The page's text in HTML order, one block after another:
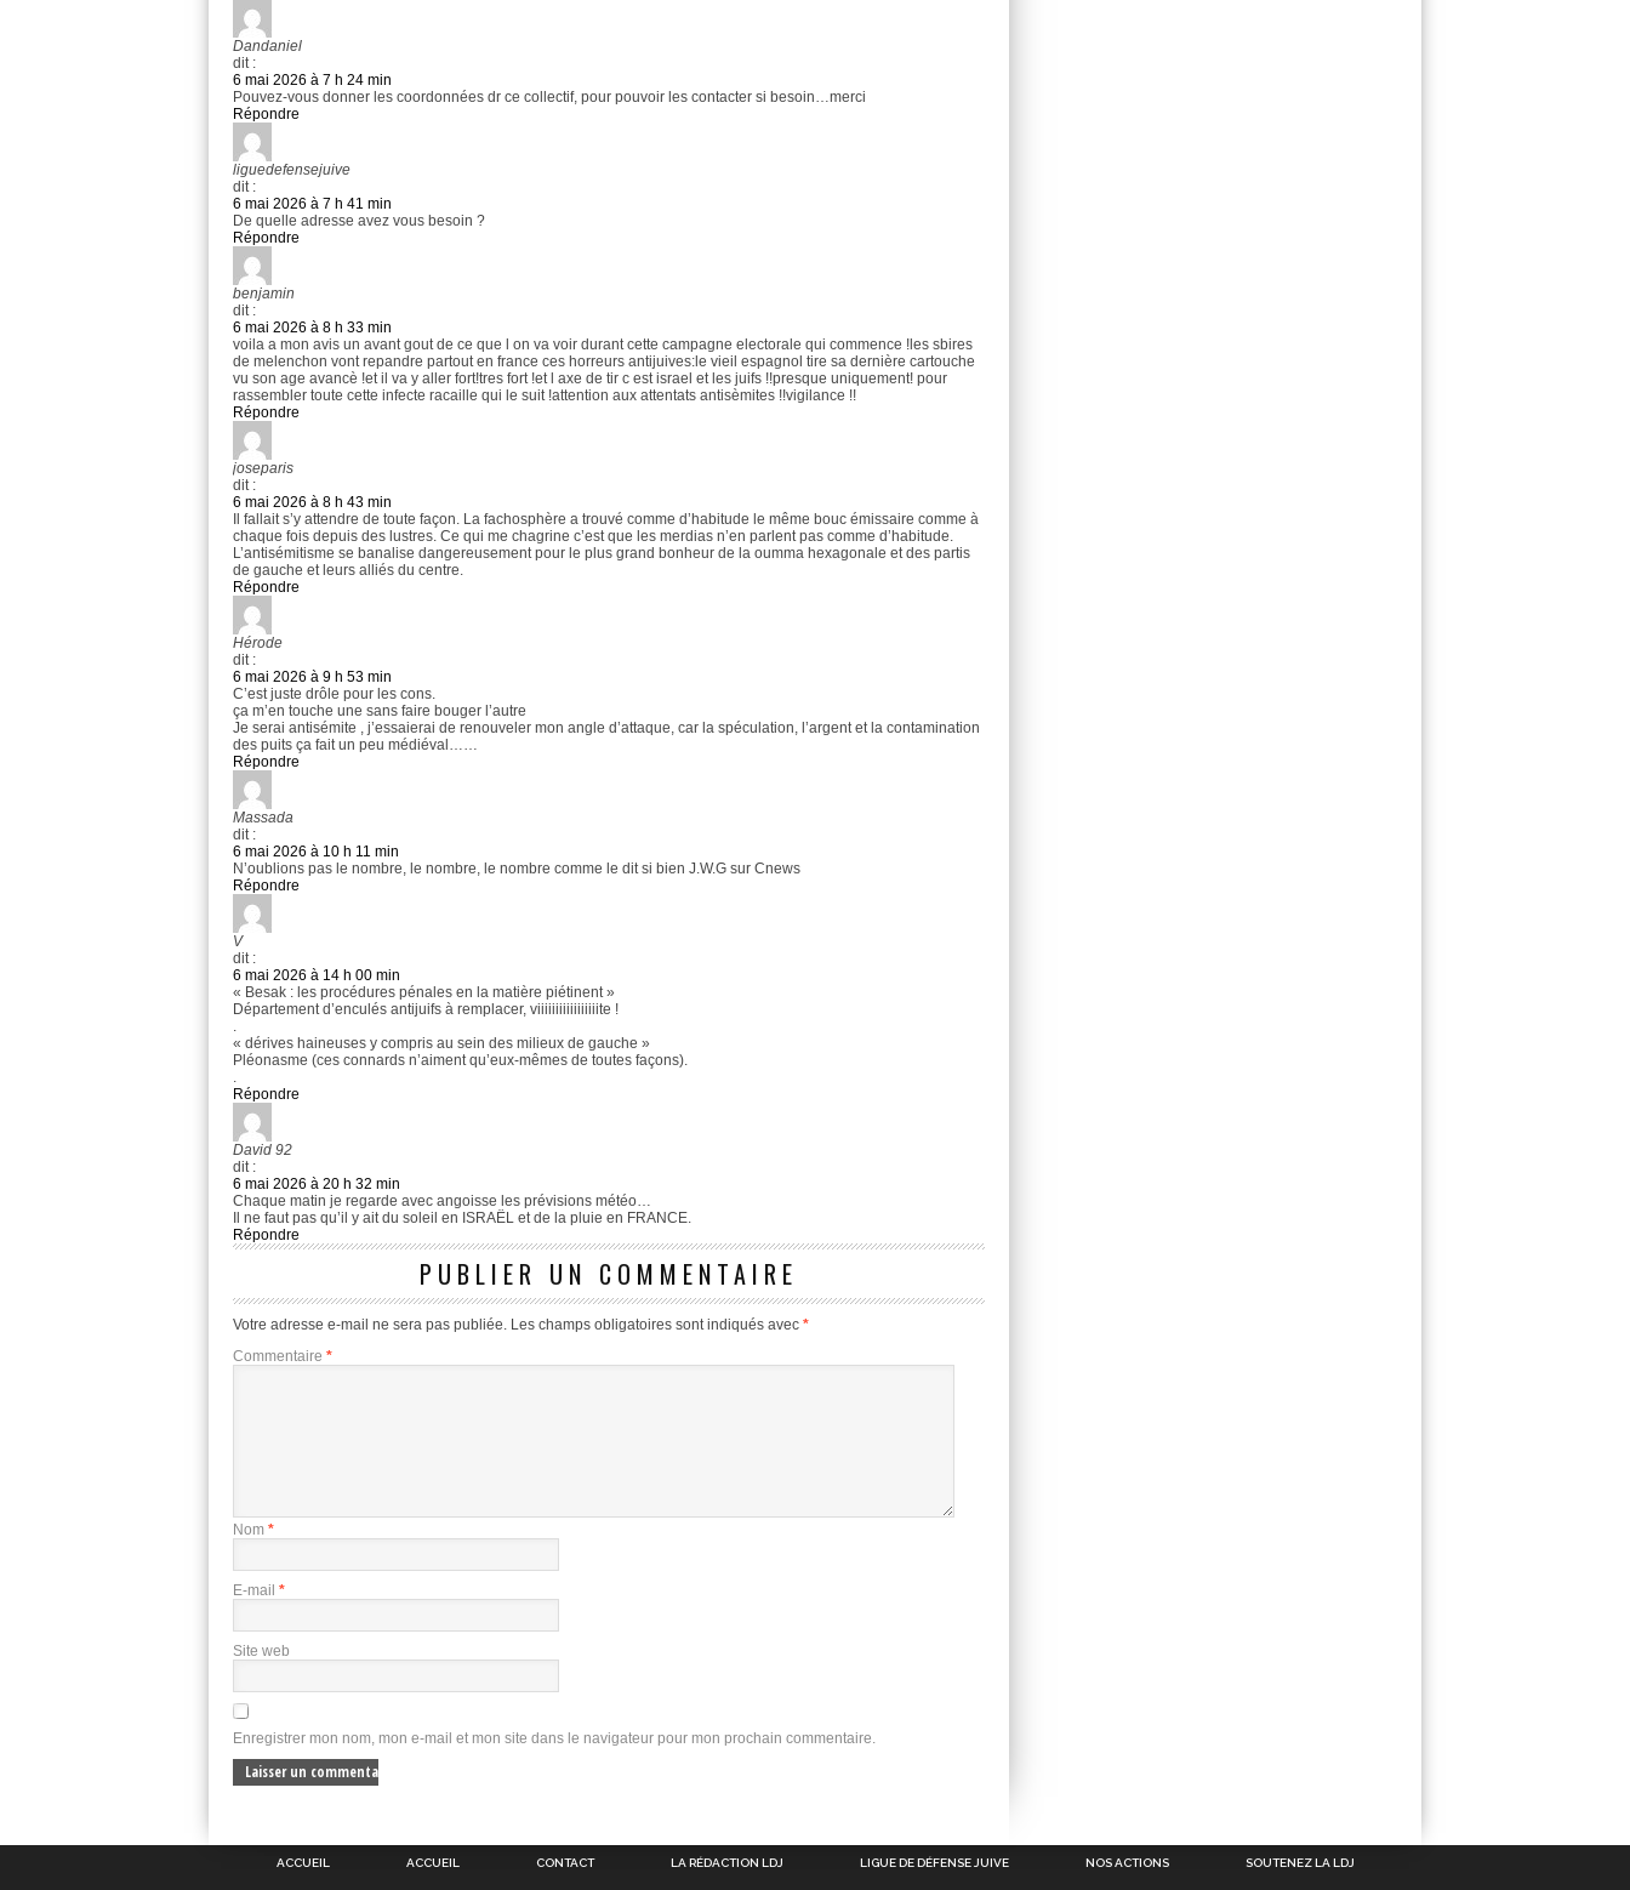
Dandaniel
dit :
6 mai 2026 à 7 h 24 min
Pouvez-vous donner les coordonnées dr ce collectif, pour pouvoir les contacter si besoin…merci
Répondre
liguedefensejuive
dit :
6 mai 2026 à 7 h 41 min
De quelle adresse avez vous besoin ?
Répondre
benjamin
dit :
6 mai 2026 à 8 h 33 min
voila a mon avis un avant gout de ce que l on va voir durant cette campagne electorale qui commence !les sbires
de melenchon vont repandre partout en france ces horreurs antijuives:le vieil espagnol tire sa dernière cartouche
vu son age avancè !et il va y aller fort!tres fort !et l axe de tir c est israel et les juifs !!presque uniquement! pour
rassembler toute cette infecte racaille qui le suit !attention aux attentats antisèmites !!vigilance !!
Répondre
joseparis
dit :
6 mai 2026 à 8 h 43 min
Il fallait s’y attendre de toute façon. La fachosphère a trouvé comme d’habitude le même bouc émissaire comme à
chaque fois depuis des lustres. Ce qui me chagrine c’est que les merdias n’en parlent pas comme d’habitude.
L’antisémitisme se banalise dangereusement pour le plus grand bonheur de la oumma hexagonale et des partis
de gauche et leurs alliés du centre.
Répondre
Hérode
dit :
6 mai 2026 à 9 h 53 min
C’est juste drôle pour les cons.
ça m’en touche une sans faire bouger l’autre
Je serai antisémite , j’essaierai de renouveler mon angle d’attaque, car la spéculation, l’argent et la contamination
des puits ça fait un peu médiéval……
Répondre
Massada
dit :
6 mai 2026 à 10 h 11 min
N’oublions pas le nombre, le nombre, le nombre comme le dit si bien J.W.G sur Cnews
Répondre
V
dit :
6 mai 2026 à 14 h 00 min
« Besak : les procédures pénales en la matière piétinent »
Département d’enculés antijuifs à remplacer, viiiiiiiiiiiiiiiiite !
.
« dérives haineuses y compris au sein des milieux de gauche »
Pléonasme (ces connards n’aiment qu’eux-mêmes de toutes façons).
.
Répondre
David 92
dit :
6 mai 2026 à 20 h 32 min
Chaque matin je regarde avec angoisse les prévisions météo…
Il ne faut pas qu’il y ait du soleil en ISRAËL et de la pluie en FRANCE.
Répondre
PUBLIER UN COMMENTAIRE
Votre adresse e-mail ne sera pas publiée. Les champs obligatoires sont indiqués avec *
Commentaire *
Nom *
E-mail *
Site web
Enregistrer mon nom, mon e-mail et mon site dans le navigateur pour mon prochain commentaire.
ACCUEIL ACCUEIL CONTACT LA RÉDACTION LDJ LIGUE DE DÉFENSE JUIVE NOS ACTIONS SOUTENEZ LA LDJ